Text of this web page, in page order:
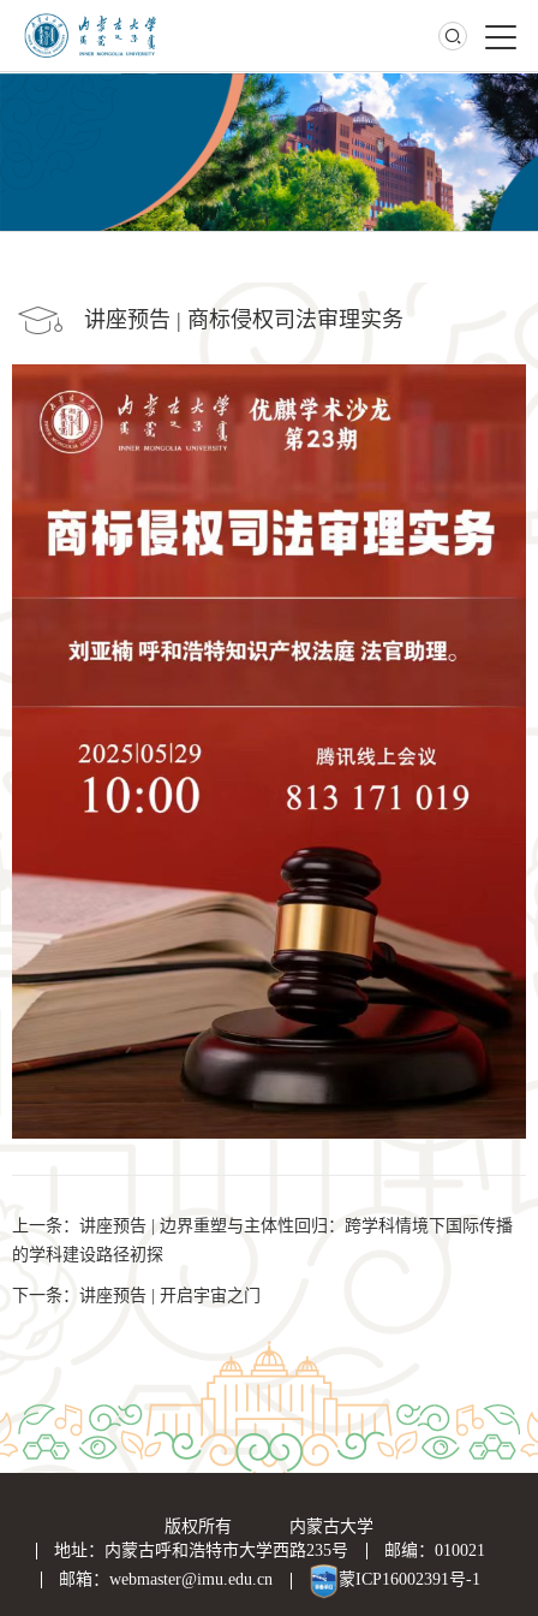
桃李大讲堂
讲座预告 | 商标侵权司法审理实务
上一条： 讲座预告 | 边界重塑与主体性回归：跨学科情境下国际传播
的学科建设路径初探
下一条： 讲座预告 | 开启宇宙之门
版权所有 内蒙古大学
地址：内蒙古呼和浩特市大学西路235号
邮编：010021
邮箱：webmaster@imu.edu.cn
蒙ICP16002391号-1